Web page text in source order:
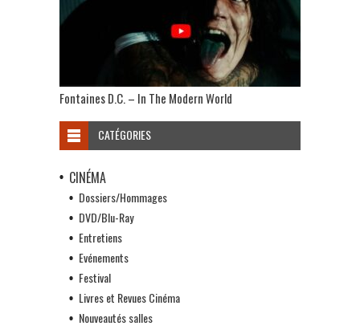
Fontaines D.C. – In The Modern World
CATÉGORIES
CINÉMA
Dossiers/Hommages
DVD/Blu-Ray
Entretiens
Evénements
Festival
Livres et Revues Cinéma
Nouveautés salles